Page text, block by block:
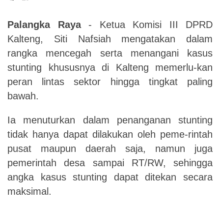
Palangka Raya - Ketua Komisi III DPRD
Kalteng, Siti Nafsiah mengatakan dalam
rangka mencegah serta menangani kasus
stunting khususnya di Kalteng memerlu-kan
peran lintas sektor hingga tingkat paling
bawah.
Ia menuturkan dalam penanganan stunting
tidak hanya dapat dilakukan oleh peme-rintah
pusat maupun daerah saja, namun juga
pemerintah desa sampai RT/RW, sehingga
angka kasus stunting dapat ditekan secara
maksimal.